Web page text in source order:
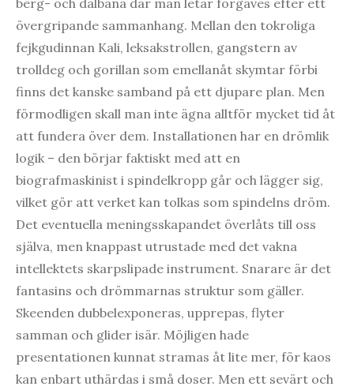
övergripande sammanhang. Mellan den tokroliga
fejkgudinnan Kali, leksakstrollen, gangstern av
trolldeg och gorillan som emellanåt skymtar förbi
finns det kanske samband på ett djupare plan. Men
förmodligen skall man inte ägna alltför mycket tid åt
att fundera över dem. Installationen har en drömlik
logik – den börjar faktiskt med att en
biografmaskinist i spindelkropp går och lägger sig,
vilket gör att verket kan tolkas som spindelns dröm.
Det eventuella meningsskapandet överlåts till oss
själva, men knappast utrustade med det vakna
intellektets skarpslipade instrument. Snarare är det
fantasins och drömmarnas struktur som gäller.
Skeenden dubbelexponeras, upprepas, flyter
samman och glider isär. Möjligen hade
presentationen kunnat stramas åt lite mer, för kaos
kan enbart uthärdas i små doser. Men ett sevärt och